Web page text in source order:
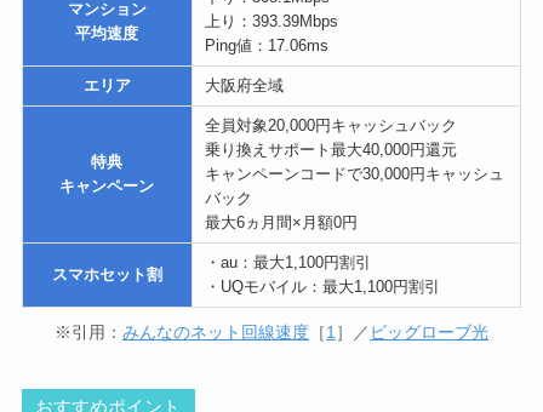
マンション
平均速度
上り：393.39Mbps
Ping値：17.06ms
エリア 大阪府全域
特典
キャンペーン
全員対象20,000円キャッシュバック
乗り換えサポート最大40,000円還元
キャンペーンコードで30,000円キャッシュ
バック
最大6ヵ月間×月額0円
スマホセット割
・au：最大1,100円割引
・UQモバイル：最大1,100円割引
※引用： みんなのネット回線速度 ［1］／ ビッグローブ光
おすすめポイント